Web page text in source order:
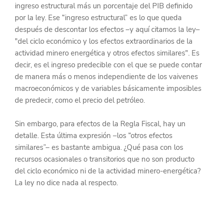
ingreso estructural más un porcentaje del PIB definido
por la ley. Ese “ingreso estructural” es lo que queda
después de descontar los efectos –y aquí citamos la ley–
"del ciclo económico y los efectos extraordinarios de la
actividad minero energética y otros efectos similares". Es
decir, es el ingreso predecible con el que se puede contar
de manera más o menos independiente de los vaivenes
macroeconómicos y de variables básicamente imposibles
de predecir, como el precio del petróleo.
Sin embargo, para efectos de la Regla Fiscal, hay un
detalle. Esta última expresión –los “otros efectos
similares”– es bastante ambigua. ¿Qué pasa con los
recursos ocasionales o transitorios que no son producto
del ciclo económico ni de la actividad minero-energética?
La ley no dice nada al respecto.